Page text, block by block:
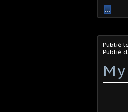
…
Publié le
Publié